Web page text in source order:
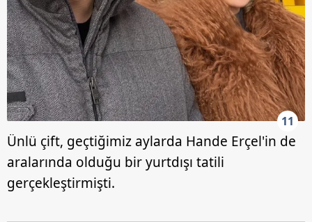
11
Ünlü çift, geçtiğimiz aylarda Hande Erçel'in de
aralarında olduğu bir yurtdışı tatili
gerçekleştirmişti.